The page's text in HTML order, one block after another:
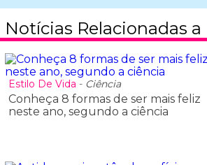
Notícias Relacionadas a
Estilo De Vida - Ciência
Conheça 8 formas de ser mais feliz
neste ano, segundo a ciência